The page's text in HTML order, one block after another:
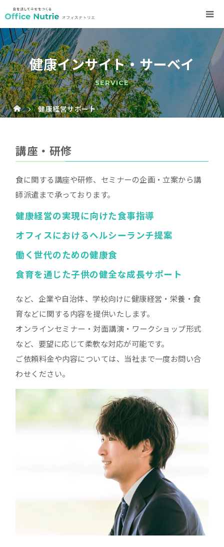
健康インサイト・サーベイ
SERVICE
健康経営サポート
講座・研修
食に関する講座や研修、セミナーの企画・立案から講
師派遣まで承っております。
健康経営の実現に向けた食事指導
オフィスにおけるヘルシーランチ提案
働く世代のための健康食
食育を通じた子供の健全な成長サポート
など、企業や自治体、学校向けに健康経営・栄養・食
育などに関する内容を提供いたします。
オンラインセミナー・対面講演・ワークショップ形式
など、要望に応じて柔軟な対応が可能です。
ご依頼料金や内容については、当社まで一度お問い合
わせください。